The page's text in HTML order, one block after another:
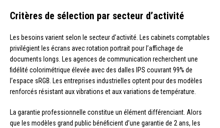
Critères de sélection par secteur d’activité
Les besoins varient selon le secteur d’activité. Les cabinets comptables
privilégient les écrans avec rotation portrait pour l’affichage de
documents longs. Les agences de communication recherchent une
fidélité colorimétrique élevée avec des dalles IPS couvrant 99% de
l’espace sRGB. Les entreprises industrielles optent pour des modèles
renforcés résistant aux vibrations et aux variations de température.
La garantie professionnelle constitue un élément différenciant. Alors
que les modèles grand public bénéficient d’une garantie de 2 ans, les